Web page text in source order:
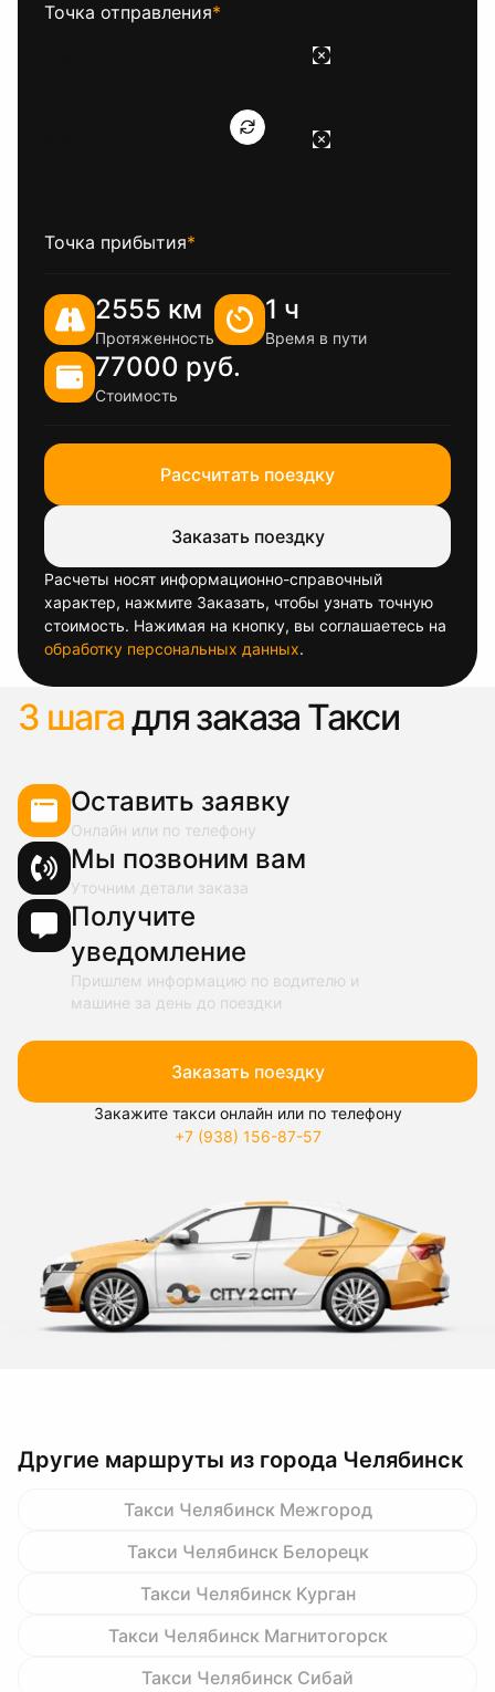
Точка отправления*
Точка прибытия*
2555 км
Протяженность
1 ч
Время в пути
77000 руб.
Стоимость
Рассчитать поездку
Заказать поездку
Расчеты носят информационно-справочный
характер, нажмите Заказать, чтобы узнать точную
стоимость. Нажимая на кнопку, вы соглашаетесь на
обработку персональных данных.
3 шагадля заказа Такси
Оставить заявку
Онлайн или по телефону
Мы позвоним вам
Уточним детали заказа
Получите
уведомление
Пришлем информацию по водителю и
машине за день до поездки
Заказать поездку
Закажите такси онлайн или по телефону
+7 (938) 156-87-57
Другие маршруты из города Челябинск
Такси Челябинск Межгород
Такси Челябинск Белорецк
Такси Челябинск Курган
Такси Челябинск Магнитогорск
Такси Челябинск Сибай